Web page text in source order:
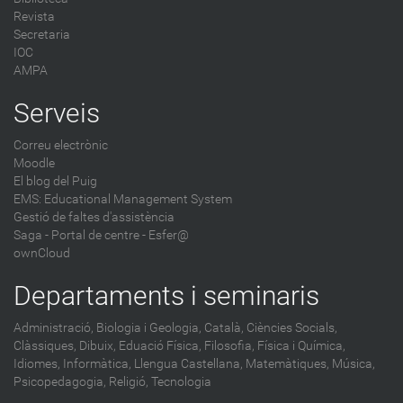
Revista
Secretaria
IOC
AMPA
Serveis
Correu electrònic
Moodle
El blog del Puig
EMS: Educational Management System
Gestió de faltes d'assistència
Saga - Portal de centre - Esfer@
ownCloud
Departaments i seminaris
Administració, Biologia i Geologia, Català, Ciències Socials,
Clàssiques, Dibuix, Eduació Física, Filosofia, Física i Química,
Idiomes, Informàtica, Llengua Castellana, Matemàtiques, Música,
Psicopedagogia, Religió, Tecnologia